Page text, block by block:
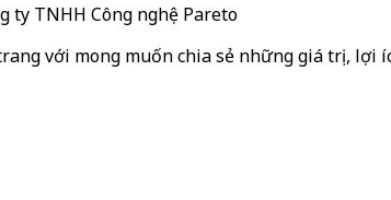
ty TNHH Công nghệ Pareto
với mong muốn chia sẻ những giá trị, lợi